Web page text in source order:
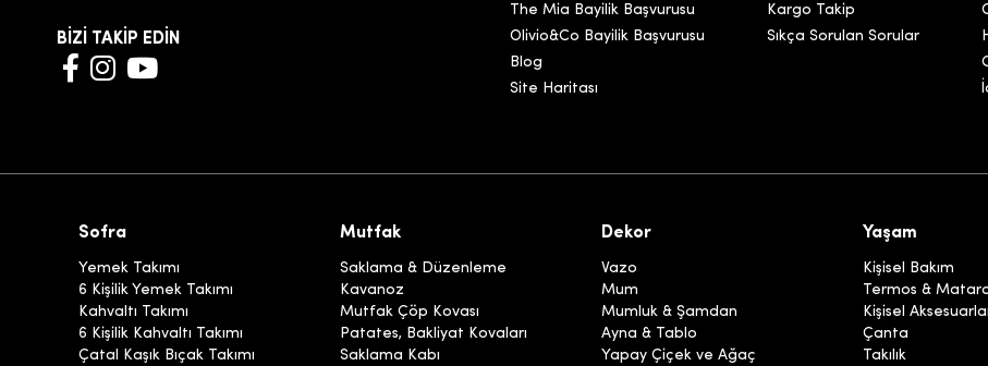
BİZİ TAKİP EDİN
The Mia Bayilik Başvurusu
Olivio&Co Bayilik Başvurusu
Blog
Site Haritası
Kargo Takip
Sıkça Sorulan Sorular
Sofra
Yemek Takımı
6 Kişilik Yemek Takımı
Kahvaltı Takımı
6 Kişilik Kahvaltı Takımı
Çatal Kaşık Bıçak Takımı
Mutfak
Saklama & Düzenleme
Kavanoz
Mutfak Çöp Kovası
Patates, Bakliyat Kovaları
Saklama Kabı
Dekor
Vazo
Mum
Mumluk & Şamdan
Ayna & Tablo
Yapay Çiçek ve Ağaç
Yaşam
Kişisel Bakım
Termos &
Kişisel
Çanta
Takılık